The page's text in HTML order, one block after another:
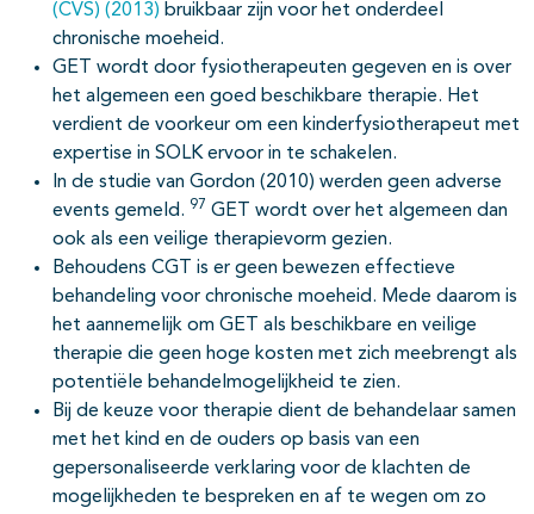
(CVS) (2013) bruikbaar zijn voor het onderdeel
chronische moeheid.
GET wordt door fysiotherapeuten gegeven en is over
het algemeen een goed beschikbare therapie. Het
verdient de voorkeur om een kinderfysiotherapeut met
expertise in SOLK ervoor in te schakelen.
In de studie van Gordon (2010) werden geen adverse
events gemeld. 97 GET wordt over het algemeen dan
ook als een veilige therapievorm gezien.
Behoudens CGT is er geen bewezen effectieve
behandeling voor chronische moeheid. Mede daarom is
het aannemelijk om GET als beschikbare en veilige
therapie die geen hoge kosten met zich meebrengt als
potentiële behandelmogelijkheid te zien.
Bij de keuze voor therapie dient de behandelaar samen
met het kind en de ouders op basis van een
gepersonaliseerde verklaring voor de klachten de
mogelijkheden te bespreken en af te wegen om zo